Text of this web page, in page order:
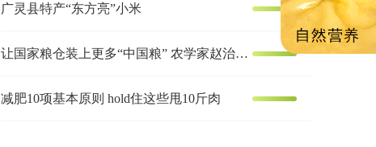
广灵县特产“东方亮”小米
让国家粮仓装上更多“中国粮” 农学家赵治海的谷子梦
减肥10项基本原则 hold住这些甩10斤肉